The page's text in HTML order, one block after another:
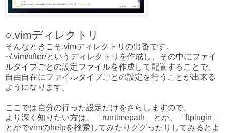
○.vimディレクトリ
そんなときこそ.vimディレクトリの出番です。
~/.vim/after/というディレクトリを作成し、その中にファイ
ルタイプごとの設定ファイルを作成して配置することで、
自由自在にファイルタイプごとの設定を行うことが出来る
ようになります。
ここでは自分の行った設定だけをさらしますので、
より深く知りたい方は、「runtimepath」とか、「ftplugin」
とかでvimのhelpを検索してみたりググったりしてみるとよ